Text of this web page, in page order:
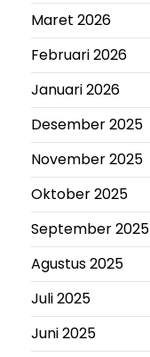
Maret 2026
Februari 2026
Januari 2026
Desember 2025
November 2025
Oktober 2025
September 2025
Agustus 2025
Juli 2025
Juni 2025